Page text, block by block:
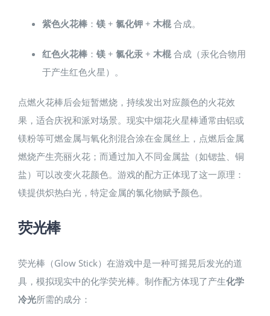
紫色火花棒： 镁+ 氯化钾+ 木棍合成。
红色火花棒： 镁+ 氯化汞+ 木棍合成（汞化合物用
于产生红色火星）。
点燃火花棒后会短暂燃烧，持续发出对应颜色的火花效
果，适合庆祝和派对场景。现实中烟花火星棒通常由铝或
镁粉等可燃金属与氧化剂混合涂在金属丝上，点燃后金属
燃烧产生亮丽火花；而通过加入不同金属盐（如锶盐、铜
盐）可以改变火花颜色。游戏的配方正体现了这一原理：
镁提供炽热白光，特定金属的氯化物赋予颜色。
荧光棒
荧光棒（Glow Stick）在游戏中是一种可摇晃后发光的道
具，模拟现实中的化学荧光棒。制作配方体现了产生化学
冷光所需的成分：